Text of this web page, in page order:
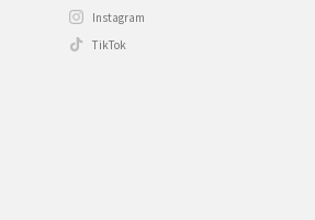
Instagram
TikTok